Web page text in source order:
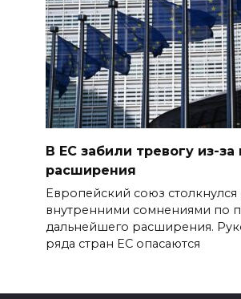
В ЕС забили тревогу из-за
расширения
Европейский союз столкнулся
внутренними сомнениями по
дальнейшего расширения.
ряда стран ЕС опасаются